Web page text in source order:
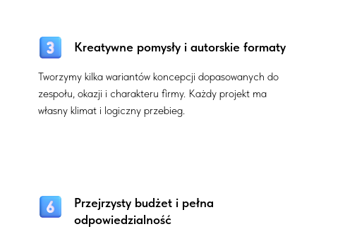
Kreatywne pomysły i autorskie formaty
Tworzymy kilka wariantów koncepcji dopasowanych do
zespołu, okazji i charakteru firmy. Każdy projekt ma
własny klimat i logiczny przebieg.
Przejrzysty budżet i pełna
odpowiedzialność